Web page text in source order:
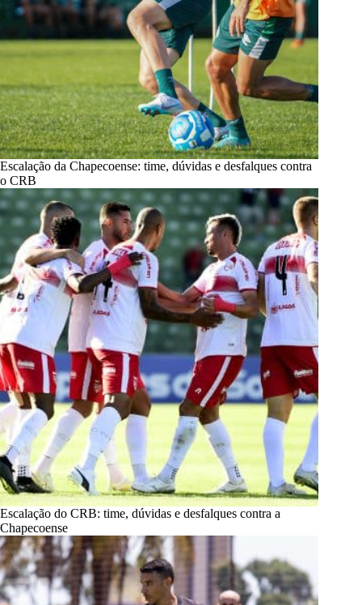
Escalação da Chapecoense: time, dúvidas e desfalques contra
o CRB
Escalação do CRB: time, dúvidas e desfalques contra a
Chapecoense